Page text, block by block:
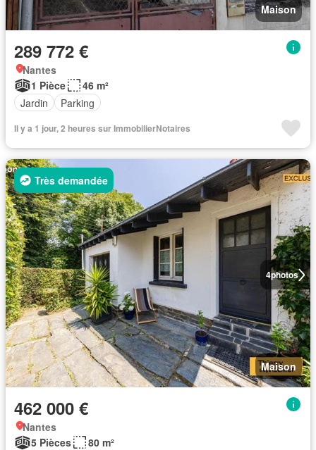
Maison
289 772 €
Nantes
1 Pièce
46 m²
Jardin
Parking
Il y a 1 jour, 2 heures sur ImmobilierNotaires
4photos
Très demandée
Maison
462 000 €
Nantes
5 Pièces
80 m²